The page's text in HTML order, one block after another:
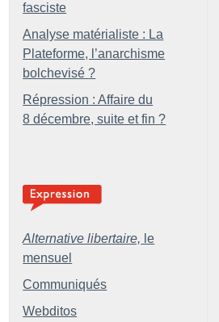
fasciste
Analyse matérialiste : La
Plateforme, l’anarchisme
bolchevisé ?
Répression : Affaire du
8 décembre, suite et fin ?
Alternative libertaire, le
mensuel
Communiqués
Webditos